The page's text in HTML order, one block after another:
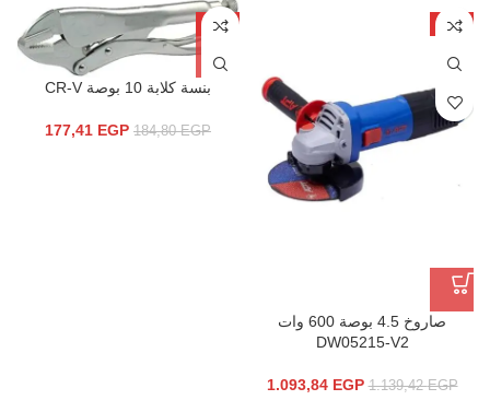
-4%
صاروخ 4.5 بوصة 600 وات
DW05215-V2
1.139,42EGP
1.093,84 EGP
-4%
بنسة كلابة 10 بوصة CR-V
184,80EGP
177,41 EGP